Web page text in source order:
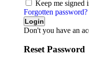
Keep me signed
Forgotten password?
Don't you have an
Reset Password